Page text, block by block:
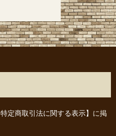
特定商取引法に関する表示】 に掲